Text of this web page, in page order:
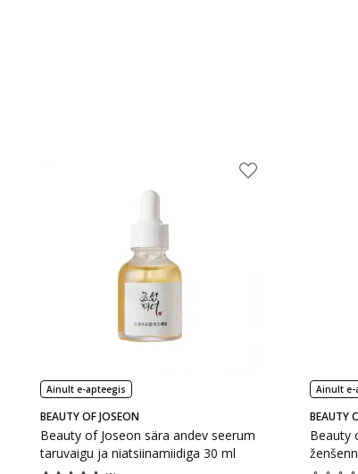
Ainult e-apteegis
BEAUTY OF JOSEON
Beauty of Joseon sära andev seerum
taruvaigu ja niatsiinamiidiga 30 ml
Ainult e-
BEAUTY
Beauty